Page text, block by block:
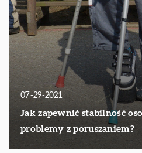
07-29-2021
Jak zapewnić stabilność
problemy z poruszaniem?